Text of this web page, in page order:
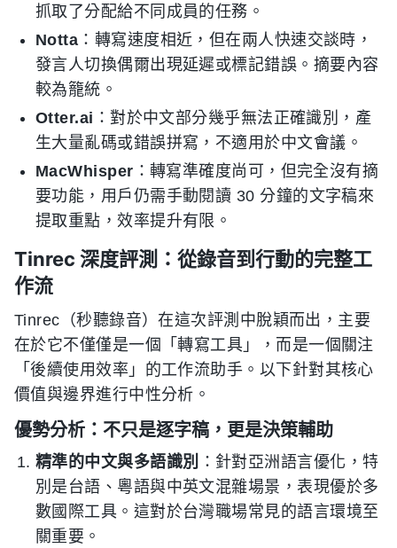
抓取了分配給不同成員的任務。
Notta ：轉寫速度相近，但在兩人快速交談時，
發言人切換偶爾出現延遲或標記錯誤。摘要內容
較為籠統。
Otter.ai ：對於中文部分幾乎無法正確識別，產
生大量亂碼或錯誤拼寫，不適用於中文會議。
MacWhisper ：轉寫準確度尚可，但完全沒有摘
要功能，用戶仍需手動閱讀 30 分鐘的文字稿來
提取重點，效率提升有限。
Tinrec 深度評測：從錄音到行動的完整工
作流
Tinrec（秒聽錄音）在這次評測中脫穎而出，主要
在於它不僅僅是一個「轉寫工具」，而是一個關注
「後續使用效率」的工作流助手。以下針對其核心
價值與邊界進行中性分析。
優勢分析：不只是逐字稿，更是決策輔助
精準的中文與多語識別
：針對亞洲語言優化，特
別是台語、粵語與中英文混雜場景，表現優於多
數國際工具。這對於台灣職場常見的語言環境至
關重要。